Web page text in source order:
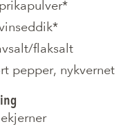
flaksalt
pepper, nykvernet